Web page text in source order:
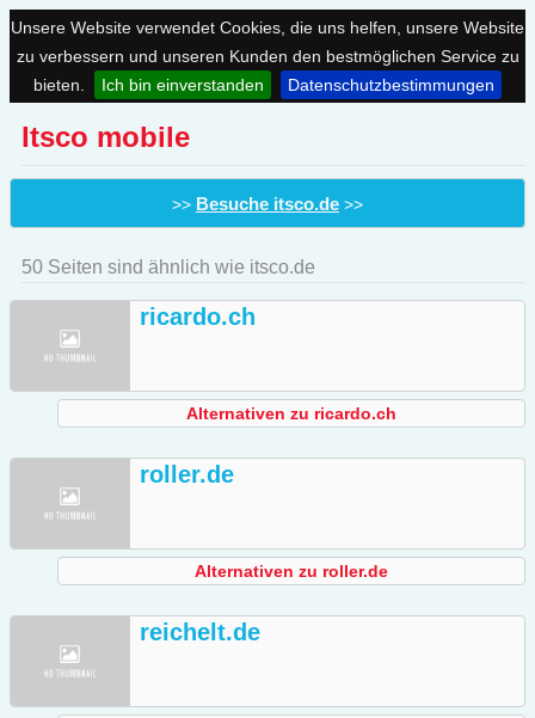
Unsere Website verwendet Cookies, die uns helfen, unsere Website
zu verbessern und unseren Kunden den bestmöglichen Service zu
bieten.
Ich bin einverstanden Datenschutzbestimmungen
Itsco mobile
>> Besuche itsco.de >>
50 Seiten sind ähnlich wie itsco.de
ricardo.ch
Alternativen zu ricardo.ch
roller.de
Alternativen zu roller.de
reichelt.de